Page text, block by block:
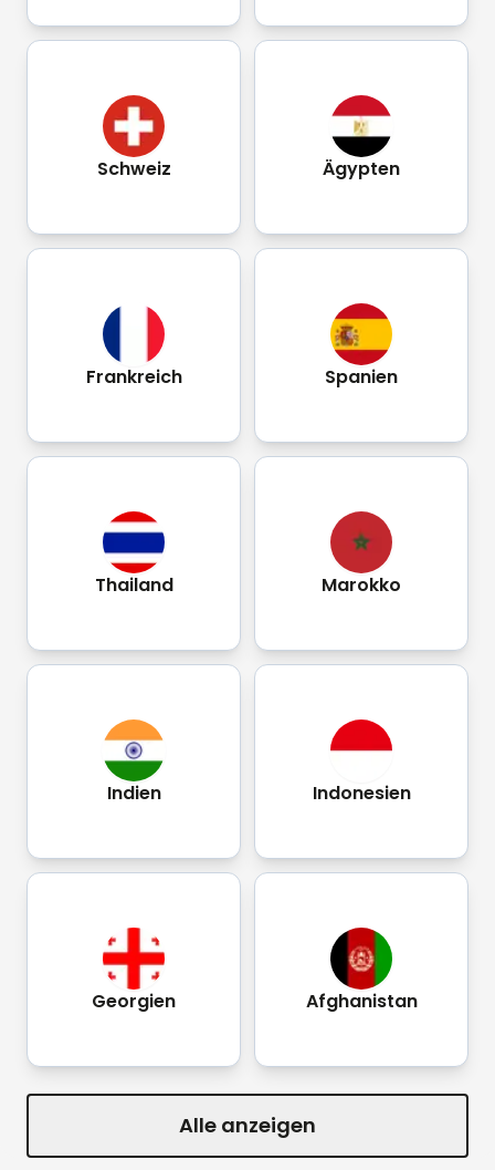
Schweiz Ägypten
Frankreich Spanien
Thailand Marokko
Indien Indonesien
Georgien Afghanistan
Alle anzeigen